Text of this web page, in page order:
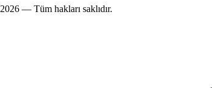
2026 — Tüm hakları saklıdır.